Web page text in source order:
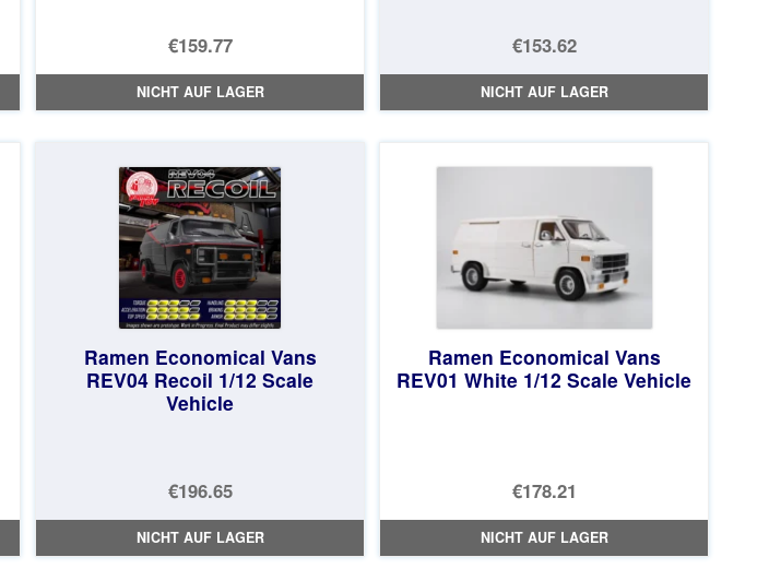
€159.77
NICHT AUF LAGER
€153.62
NICHT AUF LAGER
Ramen Economical Vans
REV04 Recoil 1/12 Scale
Vehicle
€196.65
NICHT AUF LAGER
Ramen Economical Vans
REV01 White 1/12 Scale Vehicle
€178.21
NICHT AUF LAGER